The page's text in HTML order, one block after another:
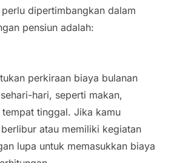
dipertimbangkan dalam
pensiun adalah:
perkiraan biaya bulanan
hari, seperti makan,
tinggal. Jika kamu
atau memiliki kegiatan
lupa untuk memasukkan biaya